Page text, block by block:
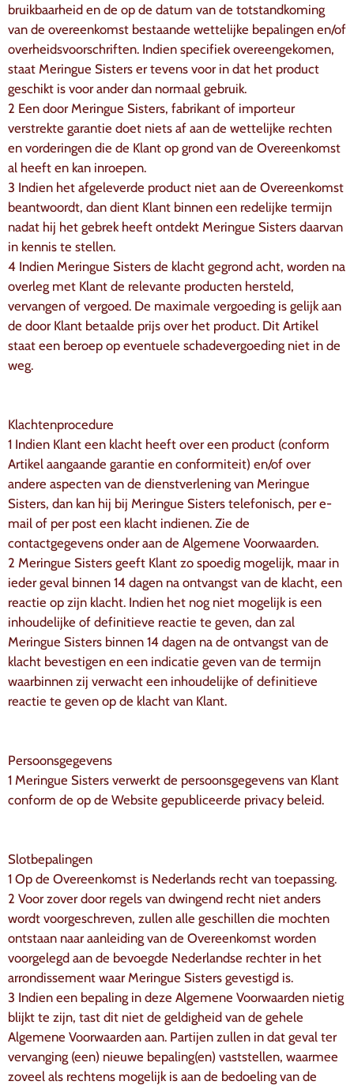
bruikbaarheid en de op de datum van de totstandkoming
van de overeenkomst bestaande wettelijke bepalingen en/of
overheidsvoorschriften. Indien specifiek overeengekomen,
staat Meringue Sisters er tevens voor in dat het product
geschikt is voor ander dan normaal gebruik.
2 Een door Meringue Sisters, fabrikant of importeur
verstrekte garantie doet niets af aan de wettelijke rechten
en vorderingen die de Klant op grond van de Overeenkomst
al heeft en kan inroepen.
3 Indien het afgeleverde product niet aan de Overeenkomst
beantwoordt, dan dient Klant binnen een redelijke termijn
nadat hij het gebrek heeft ontdekt Meringue Sisters daarvan
in kennis te stellen.
4 Indien Meringue Sisters de klacht gegrond acht, worden na
overleg met Klant de relevante producten hersteld,
vervangen of vergoed. De maximale vergoeding is gelijk aan
de door Klant betaalde prijs over het product. Dit Artikel
staat een beroep op eventuele schadevergoeding niet in de
weg.
Klachtenprocedure
1 Indien Klant een klacht heeft over een product (conform
Artikel aangaande garantie en conformiteit) en/of over
andere aspecten van de dienstverlening van Meringue
Sisters, dan kan hij bij Meringue Sisters telefonisch, per e-
mail of per post een klacht indienen. Zie de
contactgegevens onder aan de Algemene Voorwaarden.
2 Meringue Sisters geeft Klant zo spoedig mogelijk, maar in
ieder geval binnen 14 dagen na ontvangst van de klacht, een
reactie op zijn klacht. Indien het nog niet mogelijk is een
inhoudelijke of definitieve reactie te geven, dan zal
Meringue Sisters binnen 14 dagen na de ontvangst van de
klacht bevestigen en een indicatie geven van de termijn
waarbinnen zij verwacht een inhoudelijke of definitieve
reactie te geven op de klacht van Klant.
Persoonsgegevens
1 Meringue Sisters verwerkt de persoonsgegevens van Klant
conform de op de Website gepubliceerde privacy beleid.
Slotbepalingen
1 Op de Overeenkomst is Nederlands recht van toepassing.
2 Voor zover door regels van dwingend recht niet anders
wordt voorgeschreven, zullen alle geschillen die mochten
ontstaan naar aanleiding van de Overeenkomst worden
voorgelegd aan de bevoegde Nederlandse rechter in het
arrondissement waar Meringue Sisters gevestigd is.
3 Indien een bepaling in deze Algemene Voorwaarden nietig
blijkt te zijn, tast dit niet de geldigheid van de gehele
Algemene Voorwaarden aan. Partijen zullen in dat geval ter
vervanging (een) nieuwe bepaling(en) vaststellen, waarmee
zoveel als rechtens mogelijk is aan de bedoeling van de